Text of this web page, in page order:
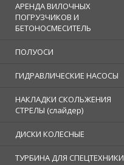
АРЕНДА ВИЛОЧНЫХ
ПОГРУЗЧИКОВ И
БЕТОНОСМЕСИТЕЛЬ
ПОЛУОСИ
ГИДРАВЛИЧЕСКИЕ НАСОСЫ
НАКЛАДКИ СКОЛЬЖЕНИЯ
СТРЕЛЫ (слайдер)
ДИСКИ КОЛЕСНЫЕ
ТУРБИНА ДЛЯ СПЕЦТЕХНИКИ